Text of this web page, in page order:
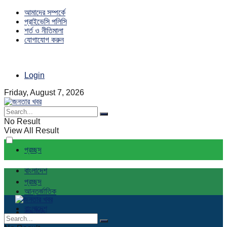
আমাদের সম্পর্কে
প্রাইভেসি পলিসি
শর্ত ও নীতিমালা
যোগাযোগ করুন
Login
Friday, August 7, 2026
No Result
View All Result
প্রচ্ছদ
বাংলাদেশ
আন্তর্জাতিক
রাজনীতি
প্রচ্ছদ
বাংলাদেশ